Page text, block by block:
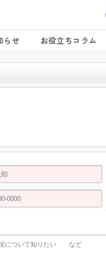
らせ お役立ちコラム